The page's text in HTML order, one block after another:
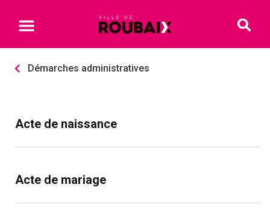
Démarches administratives
Acte de naissance
Acte de mariage